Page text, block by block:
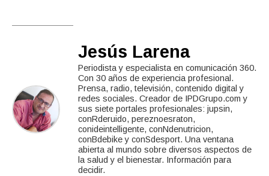
Jesús Larena
Periodista y especialista en comunicación 360.
Con 30 años de experiencia profesional.
Prensa, radio, televisión, contenido digital y
redes sociales. Creador de IPDGrupo.com y
sus siete portales profesionales: jupsin,
conRderuido, pereznoesraton,
conideintelligente, conNdenutricion,
conBdebike y conSdesport. Una ventana
abierta al mundo sobre diversos aspectos de
la salud y el bienestar. Información para
decidir.